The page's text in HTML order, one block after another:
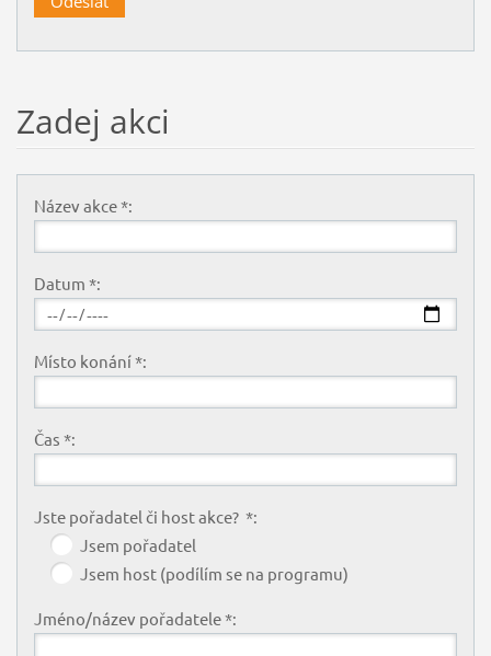
Zadej akci
Název akce *:
Datum *:
Místo konání *:
Čas *:
Jste pořadatel či host akce? *:
Jsem pořadatel
Jsem host (podílím se na programu)
Jméno/název pořadatele *: